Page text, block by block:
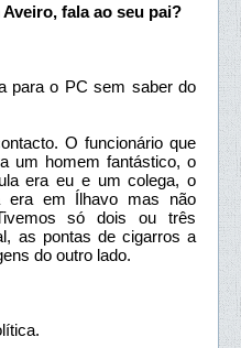
fala ao seu pai?
para o PC sem saber do
O funcionário que
um homem fantástico, o
era eu e um colega, o
era em Ílhavo mas não
só dois ou três
as pontas de cigarros a
do outro lado.